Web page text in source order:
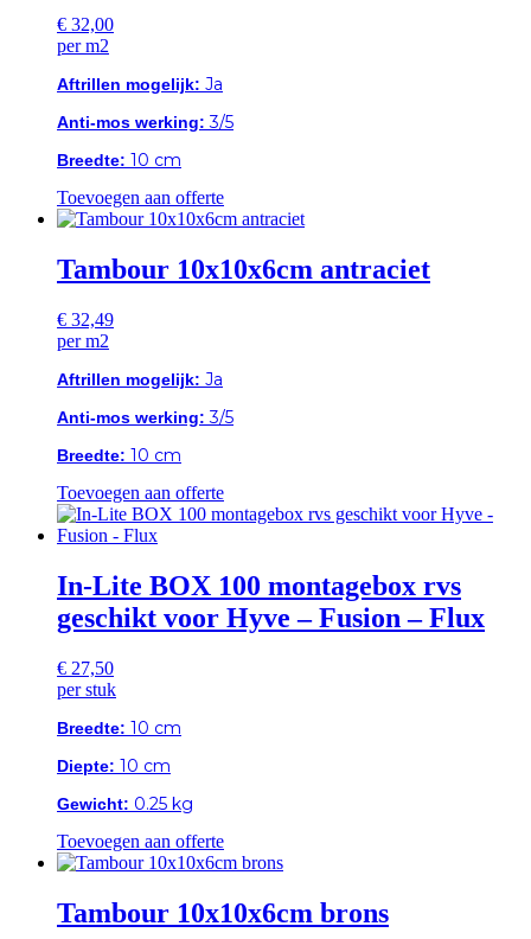
€ 32,00
per m2
Aftrillen mogelijk: Ja
Anti-mos werking: 3/5
Breedte: 10 cm
Toevoegen aan offerte
Tambour 10x10x6cm antraciet
€ 32,49
per m2
Aftrillen mogelijk: Ja
Anti-mos werking: 3/5
Breedte: 10 cm
Toevoegen aan offerte
In-Lite BOX 100 montagebox rvs
geschikt voor Hyve – Fusion – Flux
€ 27,50
per stuk
Breedte: 10 cm
Diepte: 10 cm
Gewicht: 0.25 kg
Toevoegen aan offerte
Tambour 10x10x6cm brons